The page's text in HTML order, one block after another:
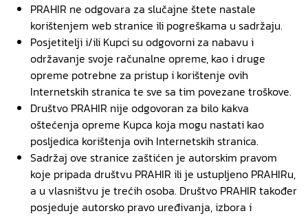
PRAHIR ne odgovara za slučajne štete nastale
korištenjem web stranice ili pogreškama u sadržaju.
Posjetitelji i/ili Kupci su odgovorni za nabavu i
održavanje svoje računalne opreme, kao i druge
opreme potrebne za pristup i korištenje ovih
Internetskih stranica te sve sa tim povezane troškove.
Društvo PRAHIR nije odgovoran za bilo kakva
oštećenja opreme Kupca koja mogu nastati kao
posljedica korištenja ovih Internetskih stranica.
Sadržaj ove stranice zaštićen je autorskim pravom
koje pripada društvu PRAHIR ili je ustupljeno PRAHIRu,
a u vlasništvu je trećih osoba. Društvo PRAHIR također
posjeduje autorsko pravo uređivanja, izbora i